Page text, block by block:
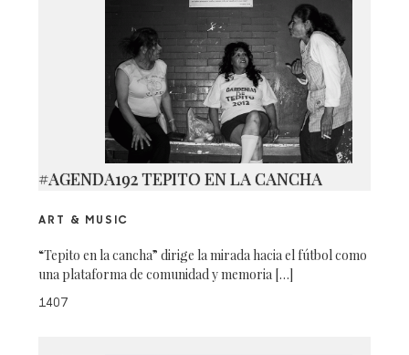
#AGENDA192 TEPITO EN LA CANCHA
ART & MUSIC
“Tepito en la cancha” dirige la mirada hacia el fútbol como
una plataforma de comunidad y memoria […]
1407